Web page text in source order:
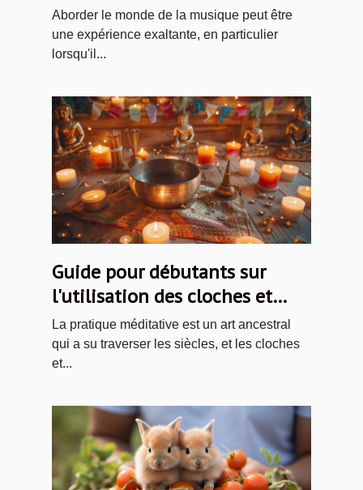
débutants
Aborder le monde de la musique peut être
une expérience exaltante, en particulier
lorsqu'il...
Guide pour débutants sur
l'utilisation des cloches et
dorjés tibétains
La pratique méditative est un art ancestral
qui a su traverser les siècles, et les cloches
et...